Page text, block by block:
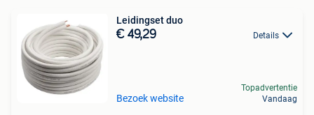
Leidingset duo
€ 49,29 Details
Bezoek website
Topadvertentie
Vandaag